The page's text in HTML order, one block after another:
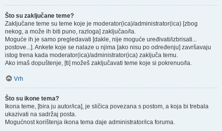
Što su zaključane teme?
Zaključane teme su teme koje je moderator(ica)/administrator(ica) [zbog
nekog, a može ih biti puno, razloga] zaključao/la.
Moguće ih je samo pregledavati [dakle, nije moguće uređivati/izbrisati...
postove...]. Ankete koje se nalaze u njima [ako nisu po određenju] završavaju
istog trena kada moderator(ica)/administrator(ica) zaključa temu.
Ako imaš dopuštenje, [ti] možeš zaključavati teme koje si pokrenuo/la.
Vrh
Što su ikone tema?
Ikona teme, [bira ju autor/ica], je sličica povezana s postom, a koja bi trebala
ukazivati na sadržaj posta.
Mogućnost korištenja ikona tema daje administrator/ica foruma.